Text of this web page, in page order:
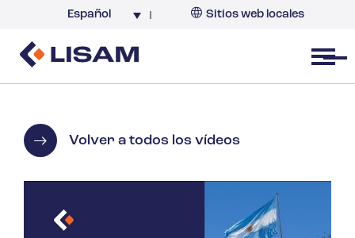
Español Sitios web locales
Open menu
Volver a todos los vídeos